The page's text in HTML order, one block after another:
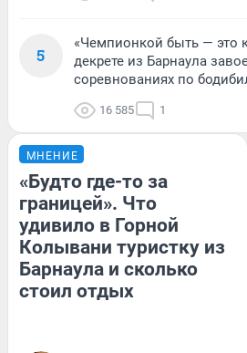
5
«Чемпионкой быть — это
декрете из Барнаула
соревнованиях по
16 585 1
МНЕНИЕ
«Будто где-то за
границей». Что
удивило в Горной
Колывани туристку из
Барнаула и сколько
стоил отдых